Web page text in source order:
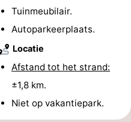
Tuinmeubilair.
Autoparkeerplaats.
Locatie
Afstand tot het strand:
±1,8 km.
Niet op vakantiepark.